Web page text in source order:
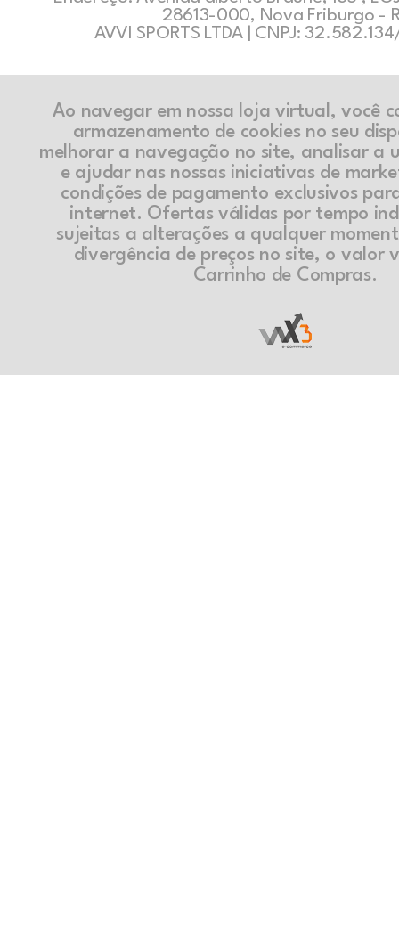
28613-000, Nova Friburgo -
AVVI SPORTS LTDA | CNPJ:
Ao navegar em nossa loja virtual, você
armazenamento de cookies no seu
melhorar a navegação no site, analisar a
e ajudar nas nossas iniciativas de
condições de pagamento exclusivos
internet. Ofertas válidas por tempo
sujeitas a alterações a qualquer
divergência de preços no site, o valor
Carrinho de Compras.